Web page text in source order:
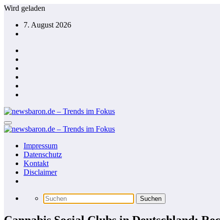
Zum
springen
Wird geladen
7. August 2026
Impressum
Datenschutz
Kontakt
Disclaimer